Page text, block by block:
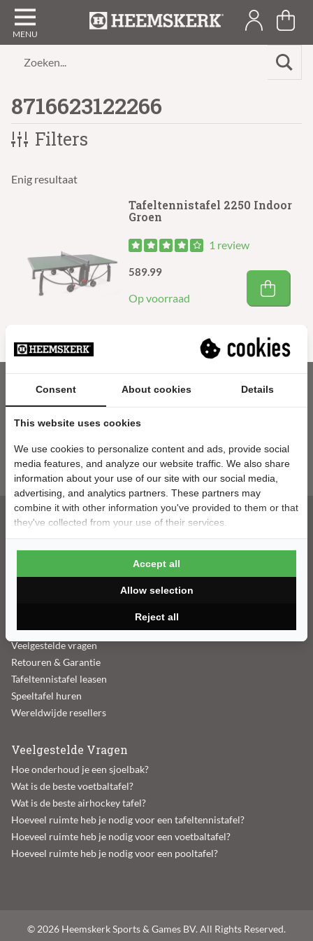
Zoeken...
8716623122266
Filters
Enig resultaat
Tafeltennistafel 2250 Indoor
Groen
1 review
Op voorraad
589.99
E-mailadres
Klantenservice
Contact
Betaalgegevens
Veelgestelde vragen
Retouren & Garantie
Tafeltennistafel leasen
Speeltafel huren
Wereldwijde resellers
Veelgestelde Vragen
Hoe onderhoud je een sjoelbak?
Wat is de beste voetbaltafel?
Wat is de beste airhockey tafel?
Hoeveel ruimte heb je nodig voor een tafeltennistafel?
Hoeveel ruimte heb je nodig voor een voetbaltafel?
Hoeveel ruimte heb je nodig voor een pooltafel?
© 2026 Heemskerk Sports & Games BV. All Rights Reserved.
Consent About cookies Details
This website uses cookies
We use cookies to personalize content and ads, provide social
media features, and analyze our website traffic. We also share
information about your use of our site with our social media,
advertising, and analytics partners. These partners may
combine it with other information you've provided to them or that
they've collected from your use of their services.
Reject all
Allow selection
Accept all